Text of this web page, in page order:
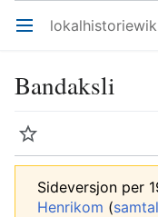
Åpne hovedmenyen
Bandaksli
Overvåk
Sideversjon per
Henrikom (